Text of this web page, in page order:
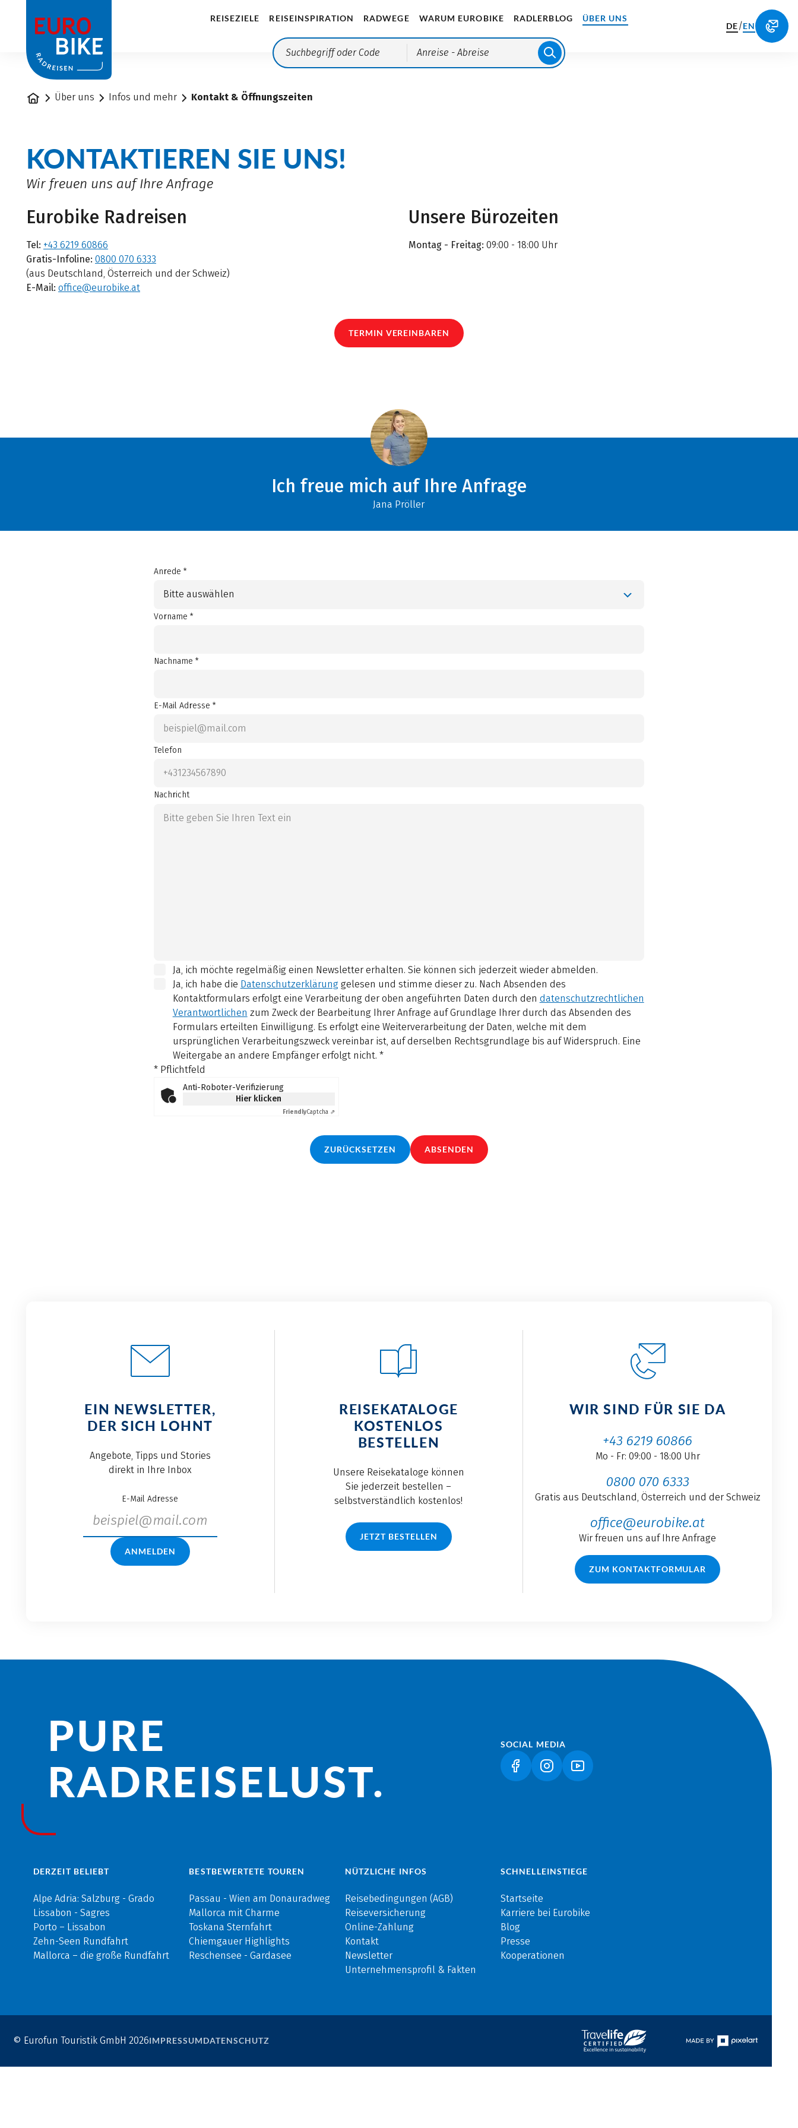
REISEZIELE REISEINSPIRATION RADWEGE WARUM EUROBIKE RADLERBLOG ÜBER UNS
Anreise - Abreise
DE/EN
StartseiteÜber uns Infos und mehr Kontakt & Öffnungszeiten
KONTAKTIEREN SIE UNS!
Wir freuen uns auf Ihre Anfrage
Eurobike Radreisen
Tel: +43 6219 60866
Gratis-Infoline: 0800 070 6333
(aus Deutschland, Österreich und der Schweiz)
E-Mail: office@eurobike.at
Unsere Bürozeiten
Montag - Freitag: 09:00 - 18:00 Uhr
TERMIN VEREINBAREN
Ich freue mich auf Ihre Anfrage
Jana Pröller
Anrede *
Bitte auswählen
Vorname *
Nachname *
E-Mail Adresse *
Telefon
Nachricht
Ja, ich möchte regelmäßig einen Newsletter erhalten. Sie können sich jederzeit wieder abmelden.
Ja, ich habe die Datenschutzerklärunggelesen und stimme dieser zu. Nach Absenden des
Kontaktformulars erfolgt eine Verarbeitung der oben angeführten Daten durch den datenschutzrechtlichen
Verantwortlichen zum Zweck der Bearbeitung Ihrer Anfrage auf Grundlage Ihrer durch das Absenden des
Formulars erteilten Einwilligung. Es erfolgt eine Weiterverarbeitung der Daten, welche mit dem
ursprünglichen Verarbeitungszweck vereinbar ist, auf derselben Rechtsgrundlage bis auf Widerspruch. Eine
Weitergabe an andere Empfänger erfolgt nicht. *
* Pflichtfeld
Anti-Roboter-Verifizierung
Hier klicken
FriendlyCaptcha ⇗
ZURÜCKSETZEN ABSENDEN
EIN NEWSLETTER,
DER SICH LOHNT
Angebote, Tipps und Stories
direkt in Ihre Inbox
E-Mail Adresse
ANMELDEN
REISEKATALOGE
KOSTENLOS
BESTELLEN
Unsere Reisekataloge können
Sie jederzeit bestellen –
selbstverständlich kostenlos!
JETZT BESTELLEN
WIR SIND FÜR SIE DA
+43 6219 60866
Mo - Fr: 09:00 - 18:00 Uhr
0800 070 6333
Gratis aus Deutschland, Österreich und der Schweiz
office@eurobike.at
Wir freuen uns auf Ihre Anfrage
ZUM KONTAKTFORMULAR
PURE
RADREISE­LUST.
SOCIAL MEDIA
(LINK ÖFFNET IN NEUEM TAB)
(LINK ÖFFNET IN NEUEM TAB)
(LINK ÖFFNET IN NEUEM TAB)
DERZEIT BELIEBT
Alpe Adria: Salzburg - Grado
Lissabon - Sagres
Porto – Lissabon
Zehn-Seen Rundfahrt
Mallorca – die große Rundfahrt
BESTBEWERTETE TOUREN
Passau - Wien am Donauradweg
Mallorca mit Charme
Toskana Sternfahrt
Chiemgauer Highlights
Reschensee - Gardasee
NÜTZLICHE INFOS
Reisebedingungen (AGB)
Reiseversicherung
Online-Zahlung
Kontakt
Newsletter
Unternehmensprofil & Fakten
SCHNELLEINSTIEGE
Startseite
Karriere bei Eurobike
Blog
Presse
Kooperationen
© Eurofun Touristik GmbH 2026IMPRESSUMDATENSCHUTZ